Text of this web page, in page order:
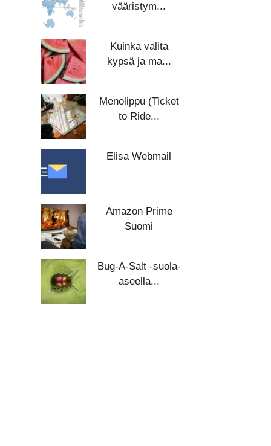
vääristym...
Kuinka valita
kypsä ja ma...
Menolippu (Ticket
to Ride...
Elisa Webmail
Amazon Prime
Suomi
Bug-A-Salt -suola-
aseella...